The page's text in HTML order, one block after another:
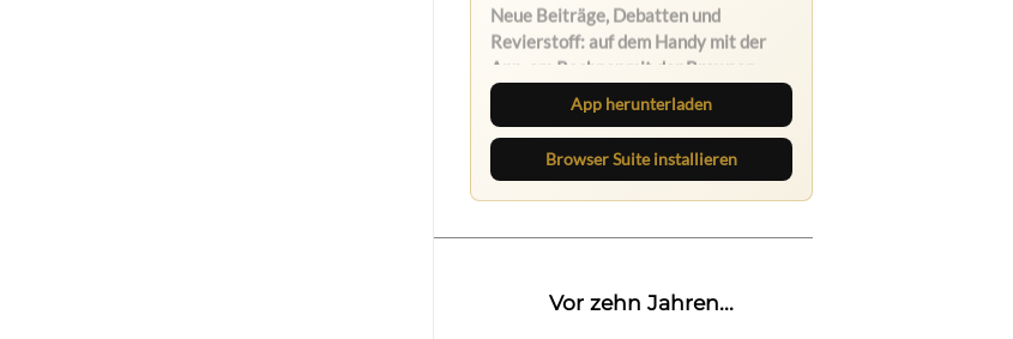
App herunterladen
Browser Suite installieren
Vor zehn Jahren...